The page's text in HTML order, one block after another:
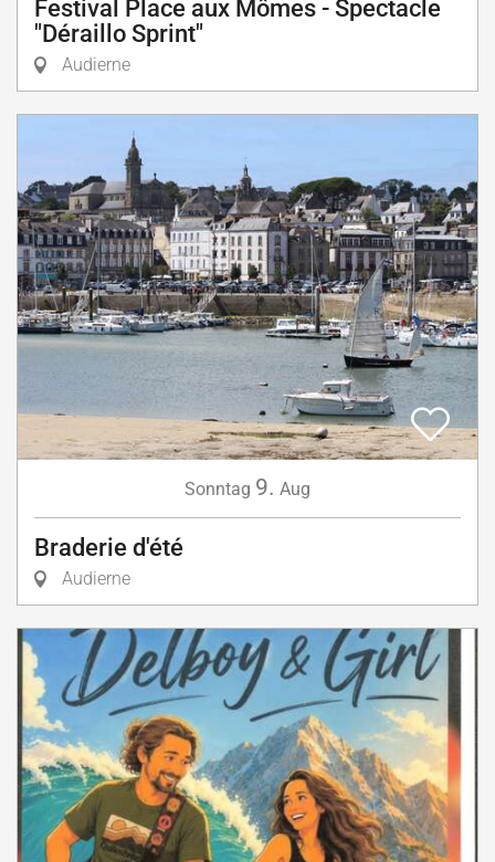
Festival Place aux Mômes - Spectacle
"Déraillo Sprint"
Audierne
Sonntag 9. Aug
Braderie d'été
Audierne